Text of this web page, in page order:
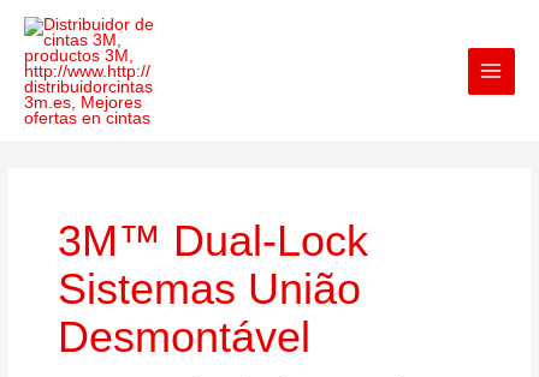
Skip
content
3M™ Dual-Lock
Sistemas União
Desmontável
3M™
Dual-
Lock™
Sistemas
3M™
Dual-
Lock™
Sistemas